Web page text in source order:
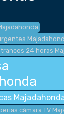
24 horas
cámara TV